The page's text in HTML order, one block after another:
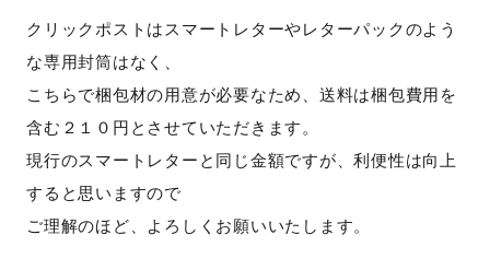
クリックポストはスマートレターやレターパックのよう
な専用封筒はなく、
こちらで梱包材の用意が必要なため、送料は梱包費用を
含む２１０円とさせていただきます。
現行のスマートレターと同じ金額ですが、利便性は向上
すると思いますので
ご理解のほど、よろしくお願いいたします。